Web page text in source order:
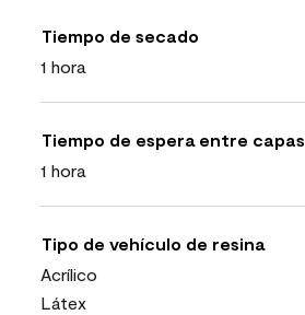
Tiempo de secado
1 hora
Tiempo de espera entre capas
1 hora
Tipo de vehículo de resina
Acrílico
Látex